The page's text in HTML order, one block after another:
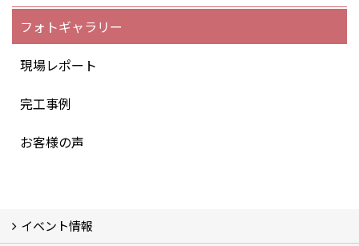
フォトギャラリー
現場レポート
完工事例
お客様の声
イベント情報